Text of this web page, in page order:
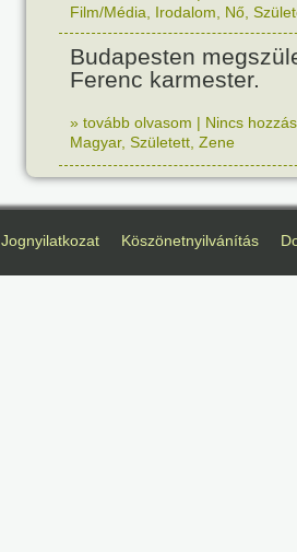
Film/Média
Irodalom Nő
Budapesten
Ferenc karmester.
» tovább olvasom | Nincs
Magyar, Született Zene
Jognyilatkozat Köszönetnyilvánítás